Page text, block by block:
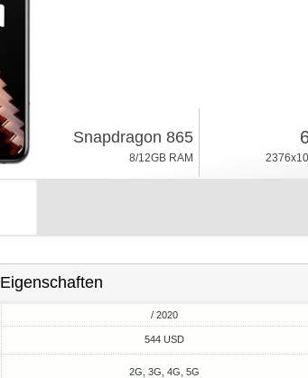
Snapdragon 865
8/12GB RAM
Eigenschaften
/ 2020
544 USD
2G, 3G, 4G, 5G